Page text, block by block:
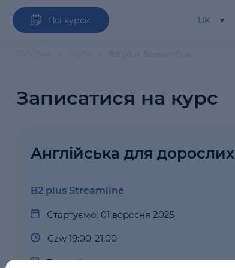
Всі курси UK
Записатися на курс
Англійська для дорослих
B2 plus Streamline
Стартуємо: 01 вересня 2025
Czw 19:00-21:00
Тривалість